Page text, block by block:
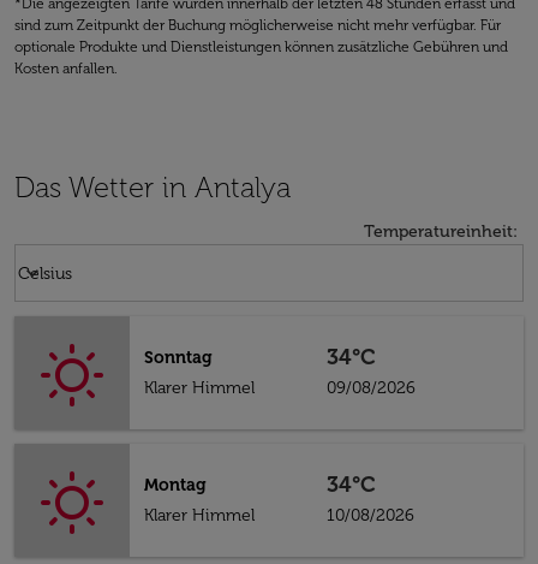
*Die angezeigten Tarife wurden innerhalb der letzten 48 Stunden erfasst und
sind zum Zeitpunkt der Buchung möglicherweise nicht mehr verfügbar. Für
optionale Produkte und Dienstleistungen können zusätzliche Gebühren und
Kosten anfallen.
Das Wetter in Antalya
Temperatureinheit:
Celsius
keyboard_arrow_down
Sonntag
Klarer Himmel
34°C
09/08/2026
Montag
Klarer Himmel
34°C
10/08/2026